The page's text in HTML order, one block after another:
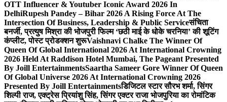
OTT Influencer & Youtuber Iconic Award 2026 In
DelhiRupesh Pandey – Bihar 2026 A Rising Force At The
Intersection Of Business, Leadership & Public Serviceसंचिता
बनर्जी, प्रत्युष मिश्रा की भोजपुरी फिल्म ‘छठी माई के धोके चरनिया’ की शूटिंग
कंप्लीट, पोस्ट प्रोडक्शन शुरूVaishnavi Chalke The Winner Of
Queen Of Global International 2026 At International Crowning
2026 Held At Raddison Hotel Mumbai, The Pageant Presented
By Joill EntertainmentsSaartha Sameer Gore Winner Of Queen
Of Global Universe 2026 At International Crowning 2026
Presented By Joill Entertainmentsडिजिटल स्टार सौरभ शर्मा, सिंगर
शिल्पी राज, एक्ट्रेस प्रियांशु सिंह, सिंगर एक्टर राजा भोजपुरिया का रोमांटिक